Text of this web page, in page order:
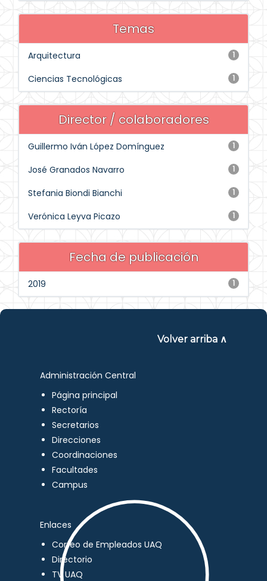
Temas
1
Arquitectura
1
Ciencias Tecnológicas
Director / colaboradores
1
Guillermo Iván López Domínguez
1
José Granados Navarro
1
Stefania Biondi Bianchi
1
Verónica Leyva Picazo
Fecha de publicación
1
2019
Volver arriba ∧
Administración Central
Página principal
Rectoría
Secretarios
Direcciones
Coordinaciones
Facultades
Campus
Enlaces
Correo de Empleados UAQ
Directorio
TV UAQ